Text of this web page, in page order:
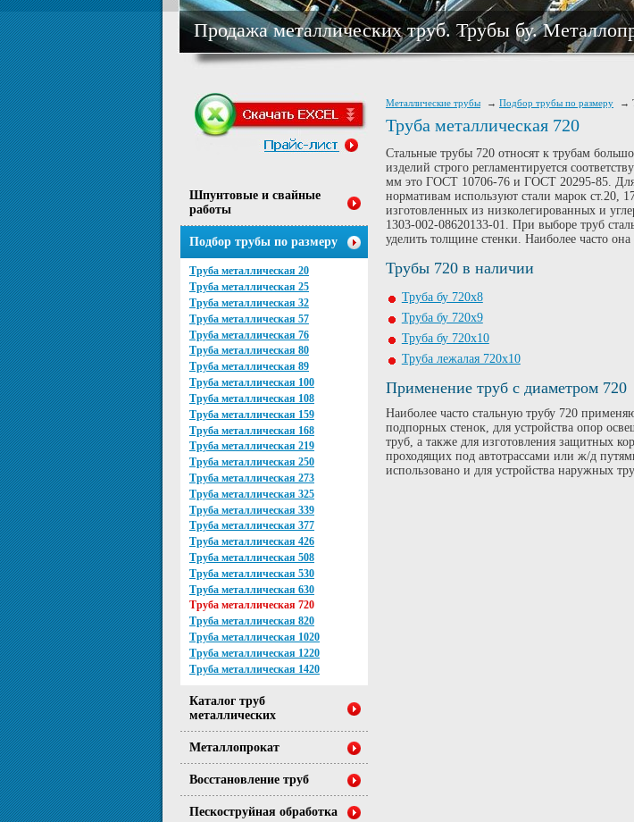
Продажа металлических труб. Трубы бу.
Металлические трубы Подбор трубы по размеру
Труба металлическая 720
Стальные трубы 720 относят к трубам
изделий строго регламентируется
мм это ГОСТ 10706-76 и ГОСТ 20295-85. Для
нормативам используют стали марок ст.20,
изготовленных из низколегированных и
1303-002-08620133-01. При выборе труб
уделить толщине стенки. Наиболее часто
Трубы 720 в наличии
Труба бу 720х8
Труба бу 720х9
Труба бу 720х10
Труба лежалая 720х10
Применение труб с диаметром 720
Наиболее часто стальную трубу 720
подпорных стенок, для устройства опор
труб, а также для изготовления защитных
проходящих под автотрассами или ж/д
использовано и для устройства наружных
Шпунтовые и свайные
работы
Подбор трубы по размеру
Труба металлическая 20
Труба металлическая 25
Труба металлическая 32
Труба металлическая 57
Труба металлическая 76
Труба металлическая 80
Труба металлическая 89
Труба металлическая 100
Труба металлическая 108
Труба металлическая 159
Труба металлическая 168
Труба металлическая 219
Труба металлическая 250
Труба металлическая 273
Труба металлическая 325
Труба металлическая 339
Труба металлическая 377
Труба металлическая 426
Труба металлическая 508
Труба металлическая 530
Труба металлическая 630
Труба металлическая 720
Труба металлическая 820
Труба металлическая 1020
Труба металлическая 1220
Труба металлическая 1420
Каталог труб
металлических
Металлопрокат
Восстановление труб
Пескоструйная обработка